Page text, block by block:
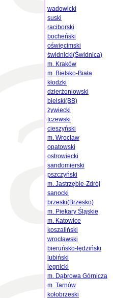
wadowicki
suski
raciborski
bocheński
oświęcimski
świdnicki(Świdnica)
m. Kraków
m. Bielsko-Biała
kłodzki
dzierżoniowski
bielski(BB)
żywiecki
tczewski
cieszyński
m. Wrocław
opatowski
ostrowiecki
sandomierski
pszczyński
m. Jastrzębie-Zdrój
sanocki
brzeski(Brzesko)
m. Piekary Śląskie
m. Katowice
koszaliński
wrocławski
bieruńsko-lędziński
lubiński
legnicki
m. Dąbrowa Górnicza
m. Tarnów
kołobrzeski